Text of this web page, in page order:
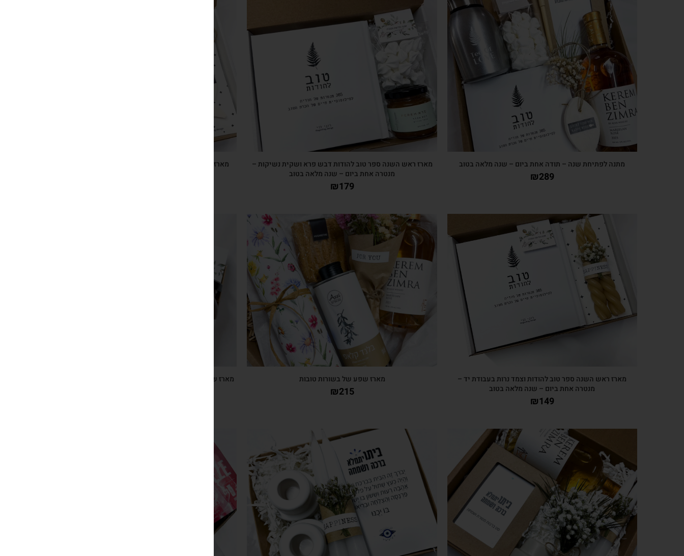
צפייה מהירה
מתנה לפתיחת שנה – תודה אחת ביום – שנה מלאה בטוב
₪289
צפייה מהירה
מארז ראש השנה ספר טוב להודות דבש פרא ושקית נשיקות –
מנטרה אחת ביום – שנה מלאה בטוב
₪179
מארז ראש השנה ספר טוב להודות וסבון דג משאלות ריחני –
צפייה מהירה
מארז ראש השנה ספר טוב להודות וצמד נרות בעבודת יד –
מנטרה אחת ביום – שנה מלאה בטוב
₪149
צפייה מהירה
מארז שפע של בשורות טובות
₪215
מארז שנה דבש דבש טהור פרא ובלוק תליש ״השנה רק בשורות
צפייה מהירה צפייה מהירה